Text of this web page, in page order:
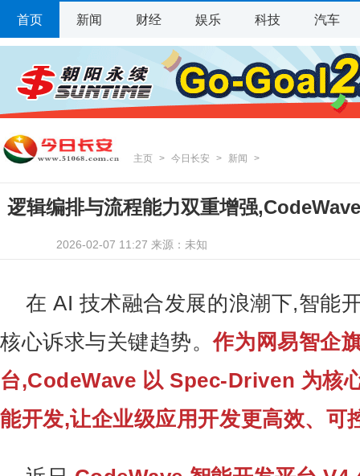
首页 新闻 财经 娱乐 科技 汽车
主页 > 今日长安 > 新闻 >
逻辑编排与流程能力双重增强
2026-02-07 11:27 来源：未知
在 AI 技术融合发展的浪潮下,智能
核心诉求与关键趋势。作为 网易智企
台,CodeWave 以 Spec-Driven 为核
能开发,让企业级应用开发更高效、可